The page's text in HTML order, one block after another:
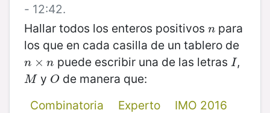
- 12:42.
Hallar todos los enteros positivos n
n para
los que en cada casilla de un tablero de
n × n
n×n puede escribir una de las letras I
I ,
M
M y O
O de manera que:
Combinatoria
Experto IMO 2016